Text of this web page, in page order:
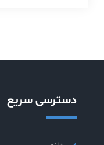
دسترسی سریع